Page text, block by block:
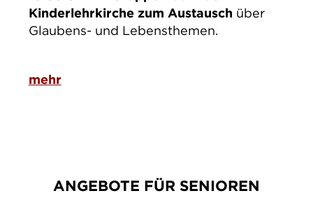
Kinderlehrkirche zum Austausch über
Glaubens- und Lebensthemen.
mehr
ANGEBOTE FÜR SENIOREN